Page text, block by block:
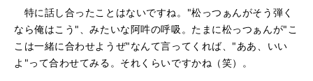
特に話し合ったことはないですね。"松っつぁんがそう弾く
なら俺はこう"、みたいな阿吽の呼吸。たまに松っつぁんが"こ
こは一緒に合わせようぜ"なんて言ってくれば、"ああ、いい
よ"って合わせてみる。それくらいですかね（笑）。